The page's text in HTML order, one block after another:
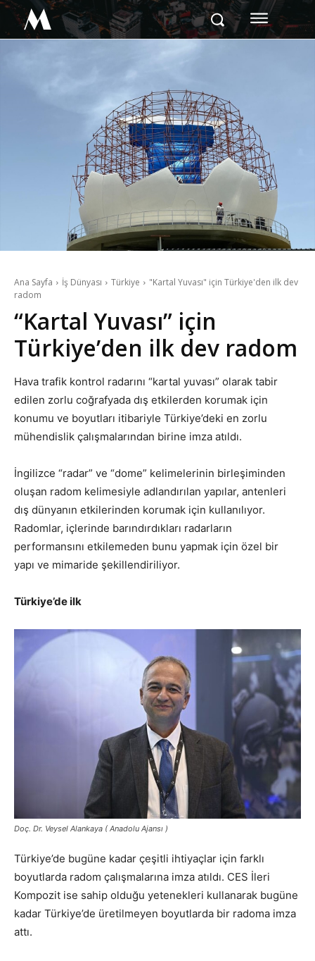
M
Ana Sayfa İş Dünyası Türkiye
"Kartal Yuvası" için Türkiye'den ilk dev
radom
“Kartal Yuvası” için
Türkiye’den ilk dev radom
Hava trafik kontrol radarını “kartal yuvası” olarak tabir
edilen zorlu coğrafyada dış etkilerden korumak için
konumu ve boyutları itibariyle Türkiye’deki en zorlu
mühendislik çalışmalarından birine imza atıldı.
İngilizce “radar” ve “dome” kelimelerinin birleşiminden
oluşan radom kelimesiyle adlandırılan yapılar, antenleri
dış dünyanın etkilerinden korumak için kullanılıyor.
Radomlar, içlerinde barındırdıkları radarların
performansını etkilemeden bunu yapmak için özel bir
yapı ve mimaride şekillendiriliyor.
Türkiye’de ilk
Doç. Dr. Veysel Alankaya ( Anadolu Ajansı )
Türkiye’de bugüne kadar çeşitli ihtiyaçlar için farklı
boyutlarda radom çalışmalarına imza atıldı. CES İleri
Kompozit ise sahip olduğu yetenekleri kullanarak bugüne
kadar Türkiye’de üretilmeyen boyutlarda bir radoma imza
attı.